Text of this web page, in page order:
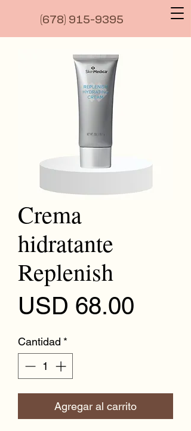
(678) 915-9395
Crema
hidratante
Replenish
USD 68.00
Cantidad *
Agregar al carrito